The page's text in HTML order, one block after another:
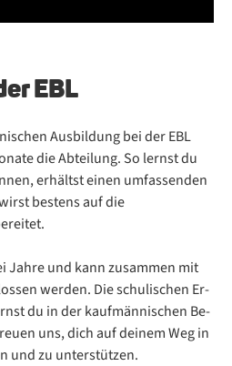
EBL
Ausbildung bei der EBL
die Abteilung. So lernst du
erhältst einen umfassenden
bestens auf die
Jah­re und kann zu­sam­men mit
wer­den. Die schu­li­schen Er­
du in der kauf­män­ni­schen Be­
uns, dich auf dei­nem Weg in
und zu un­ter­stützen.